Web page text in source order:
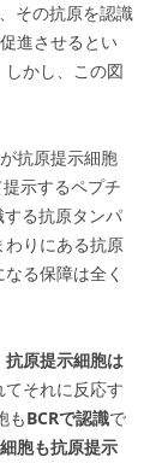
その抗原を認識
進させるとい
かし、この図
抗原提示細胞
示するペプチ
する抗原タンパ
わりにある抗原
る保障は全く
抗原提示細胞は
それに反応す
もBCRで認識で
胞も抗原提示